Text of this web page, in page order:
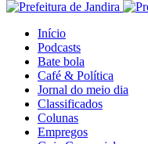
Início
Podcasts
Bate bola
Café & Política
Jornal do meio dia
Classificados
Colunas
Empregos